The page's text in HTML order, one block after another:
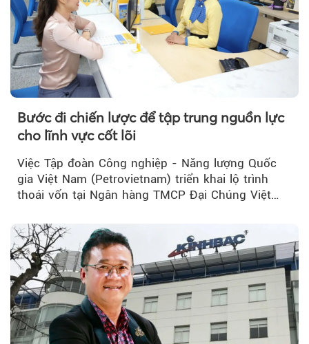
Bước đi chiến lược để tập trung nguồn lực
cho lĩnh vực cốt lõi
Việc Tập đoàn Công nghiệp - Năng lượng Quốc
gia Việt Nam (Petrovietnam) triển khai lộ trình
thoái vốn tại Ngân hàng TMCP Đại Chúng Việt